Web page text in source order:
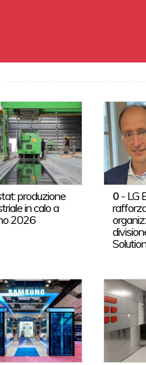
produzione
in calo a
2026
0- LG